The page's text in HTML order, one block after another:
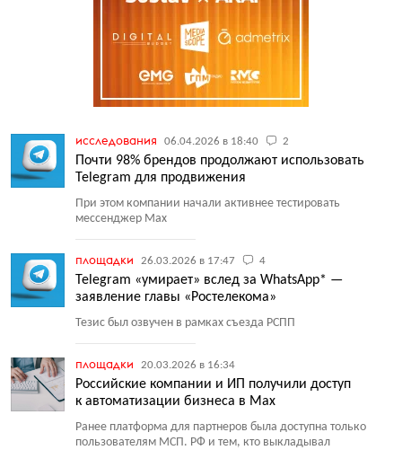
исследования 06.04.2026 в 18:40 2
Почти 98% брендов продолжают использовать
Telegram для продвижения
При этом компании начали активнее тестировать
мессенджер Max
площадки 26.03.2026 в 17:47 4
Telegram «умирает» вслед за WhatsApp* —
заявление главы «Ростелекома»
Тезис был озвучен в рамках съезда РСПП
площадки 20.03.2026 в 16:34
Российские компании и ИП получили доступ
к автоматизации бизнеса в Max
Ранее платформа для партнеров была доступна только
пользователям МСП. РФ и тем, кто выкладывал